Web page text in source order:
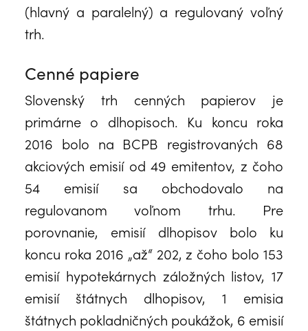
(hlavný a paralelný) a regulovaný voľný
trh.
Cenné papiere
Slovenský trh cenných papierov je
primárne o dlhopisoch. Ku koncu roka
2016 bolo na BCPB registrovaných 68
akciových emisií od 49 emitentov, z čoho
54 emisií sa obchodovalo na
regulovanom voľnom trhu. Pre
porovnanie, emisií dlhopisov bolo ku
koncu roka 2016 „až“ 202, z čoho bolo 153
emisií hypotekárnych záložných listov, 17
emisií štátnych dlhopisov, 1 emisia
štátnych pokladničných poukážok, 6 emisií